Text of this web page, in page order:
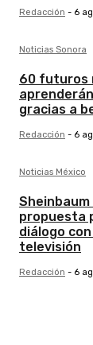
Redacción - 6
Noticias Sonora
60 futuros
gracias a
Redacción - 6
Noticias México
Sheinbaum
propuesta
diálogo
televisión
Redacción - 6